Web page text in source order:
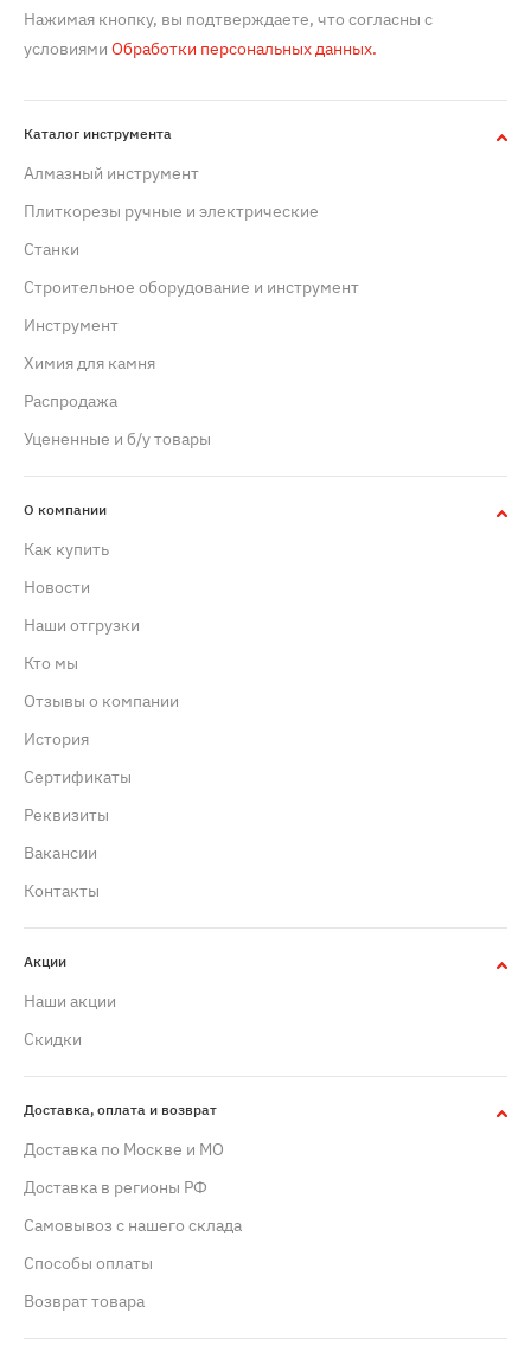
Нажимая кнопку, вы подтверждаете, что согласны с
условиями Обработки персональных данных.
Каталог инструмента
Алмазный инструмент
Плиткорезы ручные и электрические
Станки
Строительное оборудование и инструмент
Инструмент
Химия для камня
Распродажа
Уцененные и б/у товары
О компании
Как купить
Новости
Наши отгрузки
Кто мы
Отзывы о компании
История
Сертификаты
Реквизиты
Вакансии
Контакты
Акции
Наши акции
Скидки
Доставка, оплата и возврат
Доставка по Москве и МО
Доставка в регионы РФ
Самовывоз с нашего склада
Способы оплаты
Возврат товара